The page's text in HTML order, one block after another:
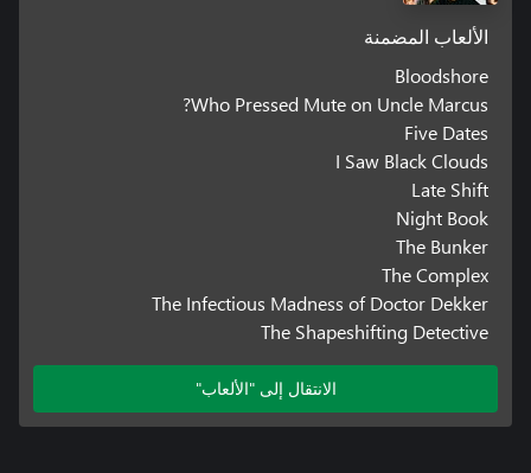
الألعاب المضمنة
Bloodshore
Who Pressed Mute on Uncle Marcus?
Five Dates
I Saw Black Clouds
Late Shift
Night Book
The Bunker
The Complex
The Infectious Madness of Doctor Dekker
The Shapeshifting Detective
الانتقال إلى "الألعاب"